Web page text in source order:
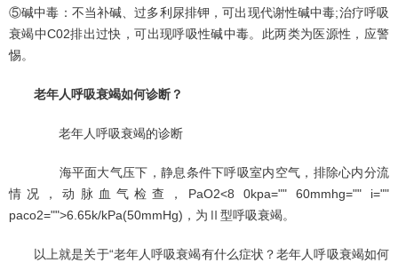
⑤碱中毒：不当补碱、过多利尿排钾，可出现代谢性碱中毒;治疗呼吸
衰竭中C02排出过快，可出现呼吸性碱中毒。此两类为医源性，应警
惕。
老年人呼吸衰竭如何诊断？
老年人呼吸衰竭的诊断
海平面大气压下，静息条件下呼吸室内空气，排除心内分流
情况，动脉血气检查，PaO2<8 0kpa="" 60mmhg="" i=""
paco2="">6.65k/kPa(50mmHg)，为Ⅱ型呼吸衰竭。
以上就是关于“老年人呼吸衰竭有什么症状？老年人呼吸衰竭如何